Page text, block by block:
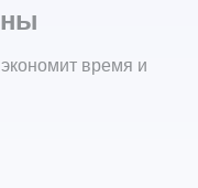
время и